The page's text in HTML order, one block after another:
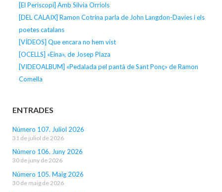
[El Periscopi] Amb Silvia Orriols
[DEL CALAIX] Ramon Cotrina parla de John Langdon-Davies i els
poetes catalans
[VÍDEOS] Que encara no hem vist
[OCELLS] «Eina», de Josep Plaza
[VIDEOALBUM] «Pedalada pel pantà de Sant Ponç» de Ramon
Comella
ENTRADES
Número 107. Juliol 2026
31 de juliol de 2026
Número 106. Juny 2026
30 de juny de 2026
Número 105. Maig 2026
30 de maig de 2026